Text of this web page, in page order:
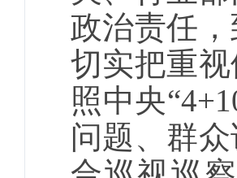
政治责任，
切实把重
照中央
问题、群